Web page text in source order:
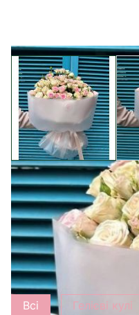
View larger
Додати
Всі Гелієві кулі